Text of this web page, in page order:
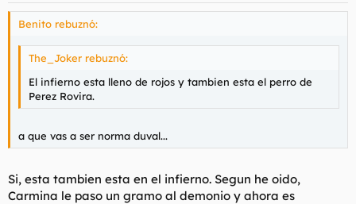
Benito rebuznó:
The_Joker rebuznó:
El infierno esta lleno de rojos y tambien esta el perro de
Perez Rovira.
a que vas a ser norma duval...
Si, esta tambien esta en el infierno. Segun he oido,
Carmina le paso un gramo al demonio y ahora es